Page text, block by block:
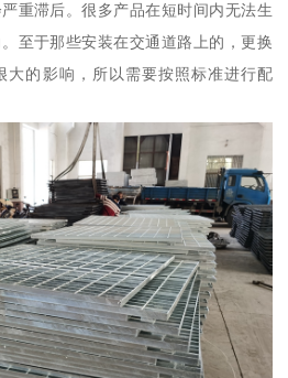
重滞后。很多产品在短时间内无法生
至于那些安装在交通道路上的，更换
大的影响，所以需要按照标准进行配